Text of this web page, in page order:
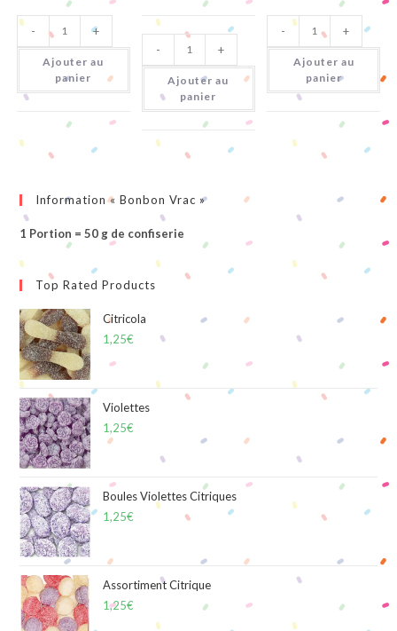
quantité
de
Pieds
Citriques
- +
Ajouter au
panier
quantité
de
Gomme
Fruits
Sans
Sucre
- +
Ajouter au
panier
quantité
de
Oursons
D'Or
- +
Ajouter au
panier
Information « Bonbon Vrac »
1 Portion = 50 g de confiserie
Top Rated Products
Citricola
1,25€
Violettes
1,25€
Boules Violettes Citriques
1,25€
Assortiment Citrique
1,25€